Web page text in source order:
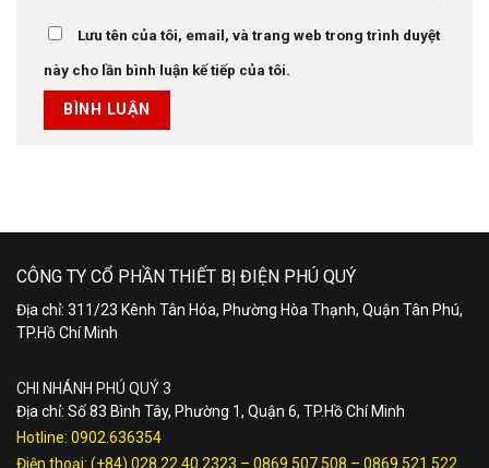
Lưu tên của tôi, email, và trang web trong trình duyệt
này cho lần bình luận kế tiếp của tôi.
CÔNG TY CỔ PHẦN THIẾT BỊ ĐIỆN PHÚ QUÝ
Địa chỉ: 311/23 Kênh Tân Hóa, Phường Hòa Thạnh, Quận Tân Phú,
TP.Hồ Chí Minh
CHI NHÁNH PHÚ QUÝ 3
Địa chỉ: Số 83 Bình Tây, Phường 1, Quận 6, TP.Hồ Chí Minh
Hotline: 0902.636354
Điện thoại: (+84) 028.22.40.2323 – 0869 507 508 – 0869 521 522